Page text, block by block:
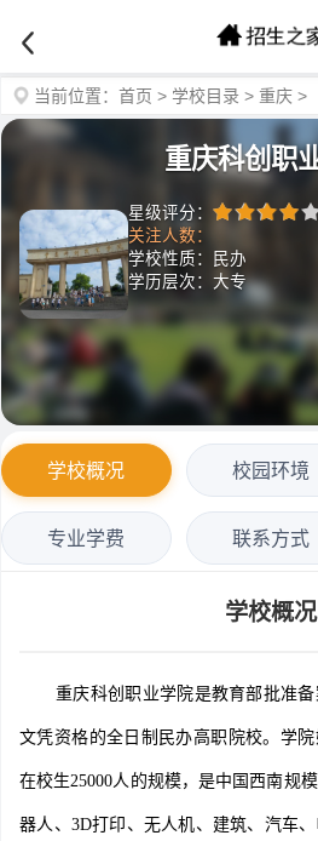
当前位置： 首页 > 学校目录 > 重庆 >
重庆科创职
星级评分：
关注人数：
学校性质：民办
学历层次：大专
学校概况 校园环境
专业学费 联系方式
学校概况
重庆科创职业学院是教育部批准
文凭资格的全日制民办高职院校。学院
在校生25000人的规模，是中国西南规
器人、3D打印、无人机、建筑、汽车